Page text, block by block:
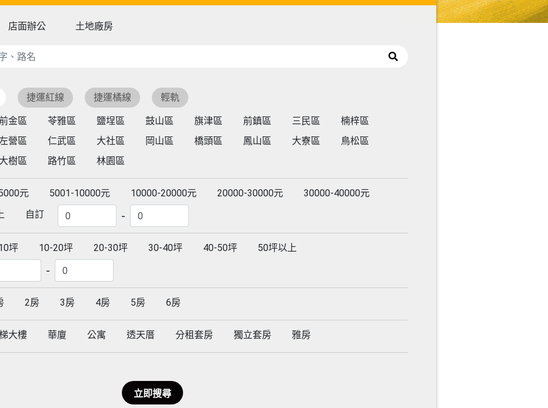
店面辦公 土地廠房
捷運紅線 捷運橘線 輕軌
金區 苓雅區 鹽埕區 鼓山區 旗津區 前鎮區 三民區
楠梓區
營區 仁武區 大社區 岡山區 橋頭區 鳳山區 大寮區
鳥松區
大樹區 路竹區 林園區
元 5001-10000元 10000-20000元 20000-30000元
30000-40000元
自訂 -
坪 10-20坪 20-30坪 30-40坪 40-50坪
50坪以上
-
2房 3房 4房 5房 6房
大樓 華廈 公寓 透天厝 分租套房 獨立套房 雅房
立即搜尋